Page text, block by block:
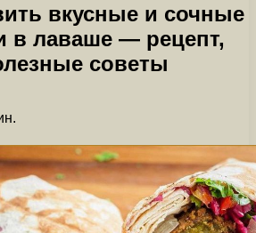
вкусные и сочные
в лаваше — рецепт,
советы